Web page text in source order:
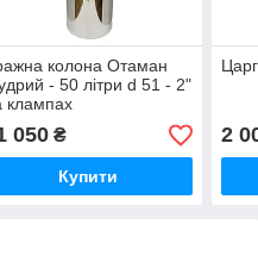
колона Отаман
- 50 літри d 51 - 2"
клампах
050₴
Купити
2